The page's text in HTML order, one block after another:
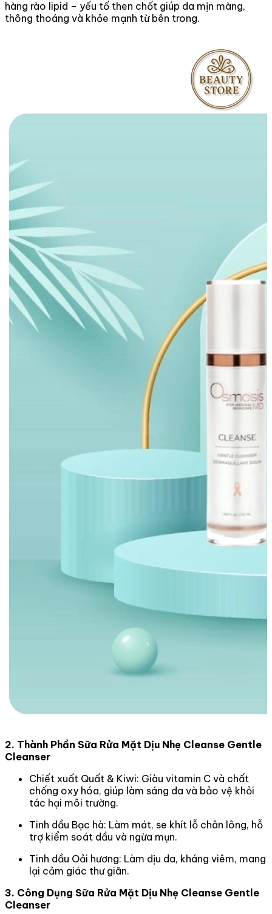
hàng rào lipid – yếu tố then chốt giúp da mịn màng,
thông thoáng và khỏe mạnh từ bên trong.
2. Thành Phần Sữa Rửa Mặt Dịu Nhẹ Cleanse Gentle
Cleanser
Chiết xuất Quất & Kiwi: Giàu vitamin C và chất
chống oxy hóa, giúp làm sáng da và bảo vệ khỏi
tác hại môi trường.
Tinh dầu Bạc hà: Làm mát, se khít lỗ chân lông, hỗ
trợ kiểm soát dầu và ngừa mụn.
Tinh dầu Oải hương: Làm dịu da, kháng viêm, mang
lại cảm giác thư giãn.
3. Công Dụng Sữa Rửa Mặt Dịu Nhẹ Cleanse Gentle
Cleanser